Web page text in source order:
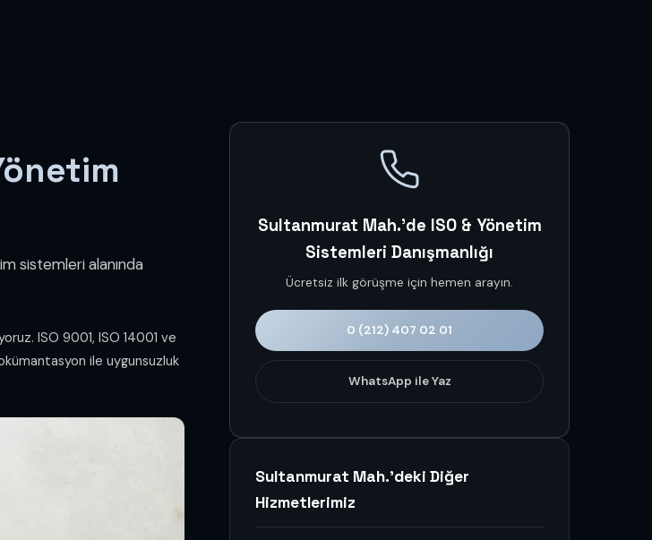
sistemleri alanında
ISO 9001, ISO 14001 ve
ile uygunsuzluk
Sultanmurat Mah.'de ISO & Yönetim
Sistemleri Danışmanlığı
Ücretsiz ilk görüşme için hemen arayın.
0 (212) 407 02 01
WhatsApp ile Yaz
Sultanmurat Mah.'deki Diğer
Hizmetlerimiz